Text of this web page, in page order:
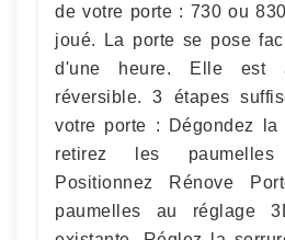
de votre porte : 730 ou
joué. La porte se pose
d'une heure. Elle est
réversible. 3 étapes
votre porte : Dégondez la
retirez les
Positionnez Rénove
paumelles au réglage